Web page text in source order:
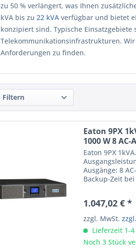
zu 50 % verlängert, was Ihnen
kVA bis zu 22 kVA verfügbar und bietet
konzipiert sind. Typische
Telekommunikationsinfrastrukturen.
Anforderungen zu finden.
Filtern
Eaton 9PX
1000 W 8 AC-
Eaton 9PX
Ausgänge: 8
Backup-Zeit
1.047,02 € *
zzgl. MwSt.
Lieferzeit 1-
Noch 3 Stück